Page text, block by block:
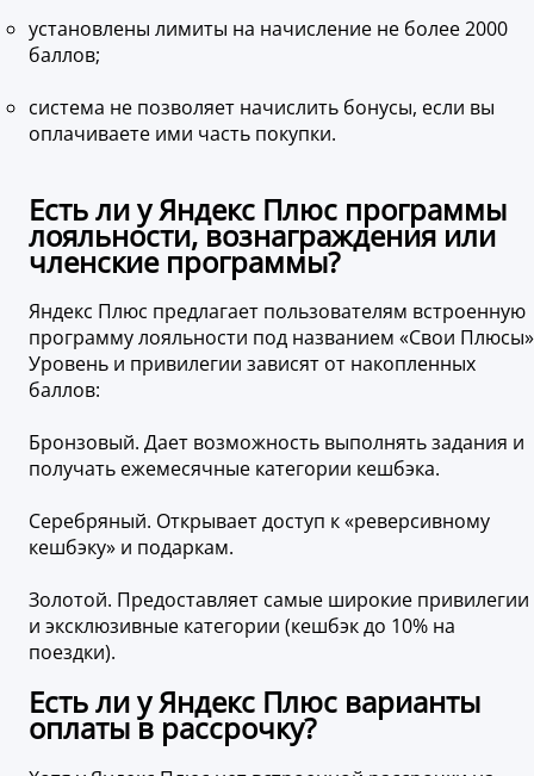
установлены лимиты на начисление не более 2000
баллов;
система не позволяет начислить бонусы, если вы
оплачиваете ими часть покупки.
Есть ли у Яндекс Плюс программы
лояльности, вознаграждения или
членские программы?
Яндекс Плюс предлагает пользователям встроенную
программу лояльности под названием «Свои
Уровень и привилегии зависят от накопленных
баллов:
Бронзовый. Дает возможность выполнять задания и
получать ежемесячные категории кешбэка.
Серебряный. Открывает доступ к «реверсивному
кешбэку» и подаркам.
Золотой. Предоставляет самые широкие привилегии
и эксклюзивные категории (кешбэк до 10% на
поездки).
Есть ли у Яндекс Плюс варианты
оплаты в рассрочку?